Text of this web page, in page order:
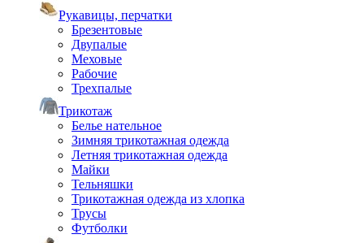
Рукавицы, перчатки
Брезентовые
Двупалые
Меховые
Рабочие
Трехпалые
Трикотаж
Белье нательное
Зимняя трикотажная одежда
Летняя трикотажная одежда
Майки
Тельняшки
Трикотажная одежда из хлопка
Трусы
Футболки